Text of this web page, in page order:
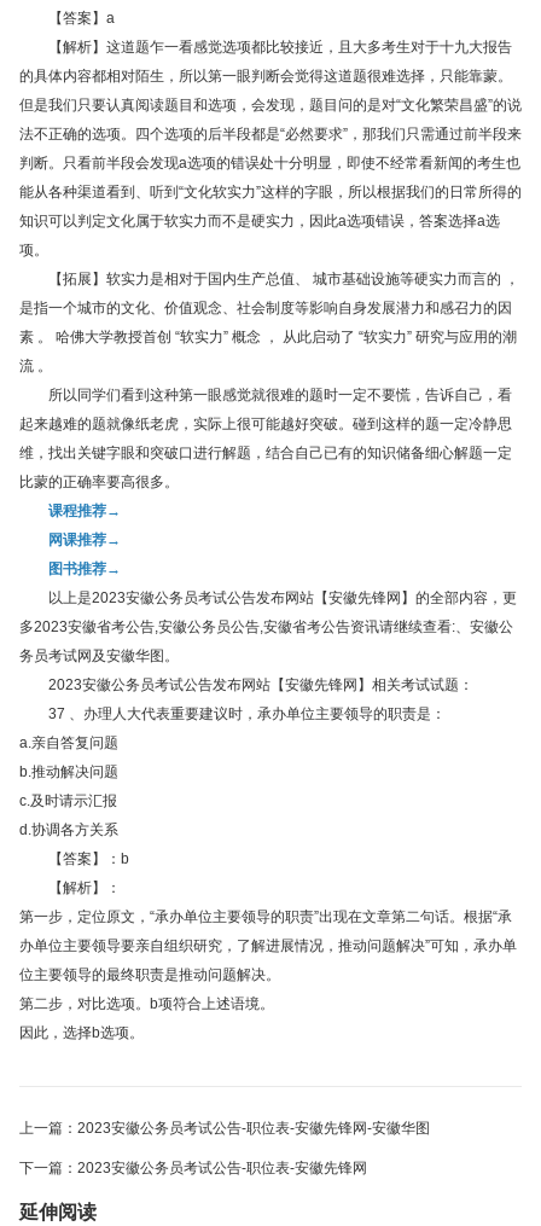
【答案】a
【解析】这道题乍一看感觉选项都比较接近，且大多考生对于十九大报告
的具体内容都相对陌生，所以第一眼判断会觉得这道题很难选择，只能靠蒙。
但是我们只要认真阅读题目和选项，会发现，题目问的是对“文化繁荣昌盛”的说
法不正确的选项。四个选项的后半段都是“必然要求”，那我们只需通过前半段来
判断。只看前半段会发现a选项的错误处十分明显，即使不经常看新闻的考生也
能从各种渠道看到、听到“文化软实力”这样的字眼，所以根据我们的日常所得的
知识可以判定文化属于软实力而不是硬实力，因此a选项错误，答案选择a选
项。
【拓展】软实力是相对于国内生产总值、 城市基础设施等硬实力而言的 ，
是指一个城市的文化、价值观念、社会制度等影响自身发展潜力和感召力的因
素 。 哈佛大学教授首创 “软实力” 概念 ， 从此启动了 “软实力” 研究与应用的潮
流 。
所以同学们看到这种第一眼感觉就很难的题时一定不要慌，告诉自己，看
起来越难的题就像纸老虎，实际上很可能越好突破。碰到这样的题一定冷静思
维，找出关键字眼和突破口进行解题，结合自己已有的知识储备细心解题一定
比蒙的正确率要高很多。
课程推荐→
网课推荐→
图书推荐→
以上是2023安徽公务员考试公告发布网站【安徽先锋网】的全部内容，更
多2023安徽省考公告,安徽公务员公告,安徽省考公告资讯请继续查看:、安徽公
务员考试网及安徽华图。
2023安徽公务员考试公告发布网站【安徽先锋网】相关考试试题：
37 、办理人大代表重要建议时，承办单位主要领导的职责是：
a.亲自答复问题
b.推动解决问题
c.及时请示汇报
d.协调各方关系
【答案】：b
【解析】：
第一步，定位原文，“承办单位主要领导的职责”出现在文章第二句话。根据“承
办单位主要领导要亲自组织研究，了解进展情况，推动问题解决”可知，承办单
位主要领导的最终职责是推动问题解决。
第二步，对比选项。b项符合上述语境。
因此，选择b选项。
上一篇：2023安徽公务员考试公告-职位表-安徽先锋网-安徽华图
下一篇：2023安徽公务员考试公告-职位表-安徽先锋网
延伸阅读